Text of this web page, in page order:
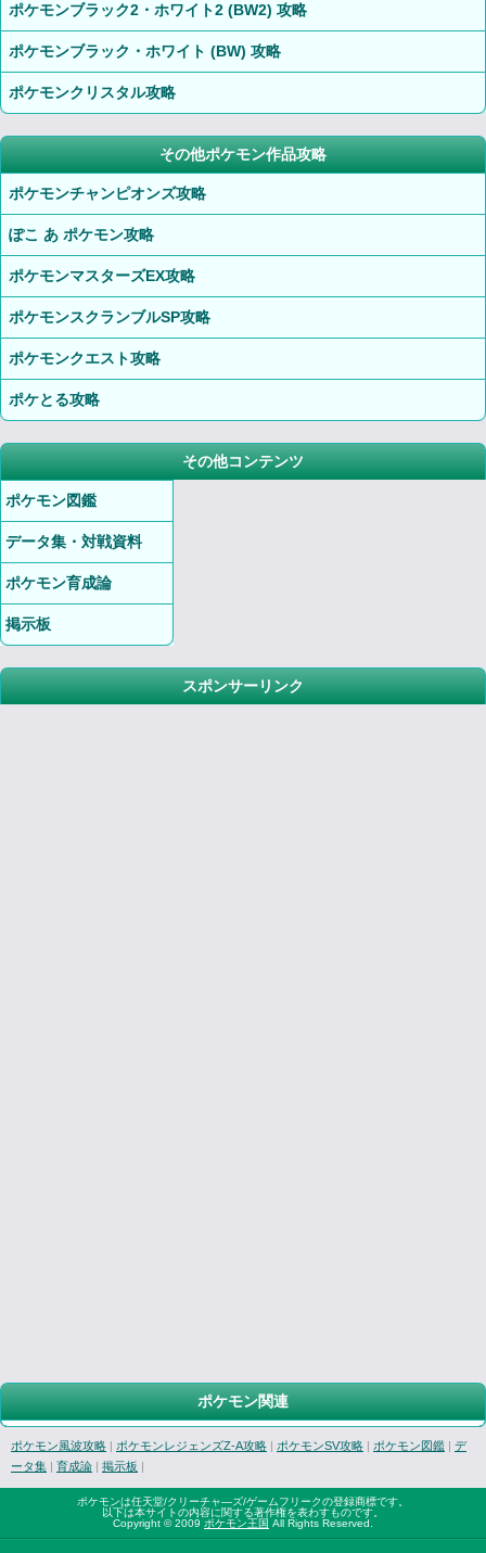
ポケモンブラック2・ホワイト2 (BW2) 攻略
ポケモンブラック・ホワイト (BW) 攻略
ポケモンクリスタル攻略
その他ポケモン作品攻略
ポケモンチャンピオンズ攻略
ぽこ あ ポケモン攻略
ポケモンマスターズEX攻略
ポケモンスクランブルSP攻略
ポケモンクエスト攻略
ポケとる攻略
その他コンテンツ
ポケモン図鑑
データ集・対戦資料
ポケモン育成論
掲示板
スポンサーリンク
ポケモン関連
ポケモン風波攻略 | ポケモンレジェンズZ-A攻略 | ポケモンSV攻略 | ポケモン図鑑 | デ
ータ集 | 育成論 | 掲示板 |
ポケモンは任天堂/クリーチャ―ズ/ゲームフリークの登録商標です。
以下は本サイトの内容に関する著作権を表わすものです。
Copyright © 2009 ポケモン王国 All Rights Reserved.